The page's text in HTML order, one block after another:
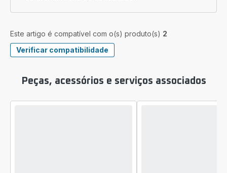
Este artigo é compatível com o(s) produto(s) 2
Verificar compatibilidade
Peças, acessórios e serviços associados